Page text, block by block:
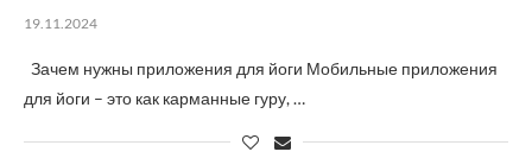
19.11.2024
Зачем нужны приложения для йоги Мобильные приложения
для йоги – это как карманные гуру, …